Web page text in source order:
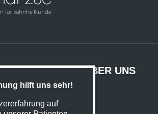
Leistungen
ÜBER UNS
hilft uns sehr!
auf